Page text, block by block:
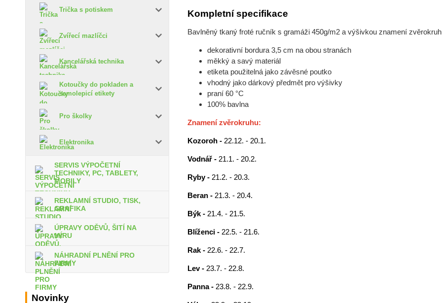
Trička s potiskem
Zvířecí mazlíčci
Kancelářská technika
Kotoučky do pokladen a
samolepicí etikety
Pro školky
Elektronika
SERVIS VÝPOČETNÍ
TECHNIKY, PC, TABLETY,
MOBILY
REKLAMNÍ STUDIO, TISK,
GRAFIKA
ÚPRAVY ODĚVŮ, ŠITÍ NA
MÍRU
NÁHRADNÍ PLNĚNÍ PRO
FIRMY
Novinky
Kompletní specifikace
Bavlněný tkaný froté ručník s gramáži 450g/m2 a výšivkou znamení
dekorativní bordura 3,5 cm na obou stranách
měkký a savý materiál
etiketa použitelná jako závěsné poutko
vhodný jako dárkový předmět pro výšivky
praní 60 °C
100% bavlna
Znamení zvěrokruhu:
Kozoroh - 22.12. - 20.1.
Vodnář - 21.1. - 20.2.
Ryby - 21.2. - 20.3.
Beran - 21.3. - 20.4.
Býk - 21.4. - 21.5.
Blíženci - 22.5. - 21.6.
Rak - 22.6. - 22.7.
Lev - 23.7. - 22.8.
Panna - 23.8. - 22.9.